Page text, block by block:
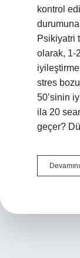
kontrol
Psikiyatri
olarak, 1-
stres
50’sinin
ila 20
geçer?